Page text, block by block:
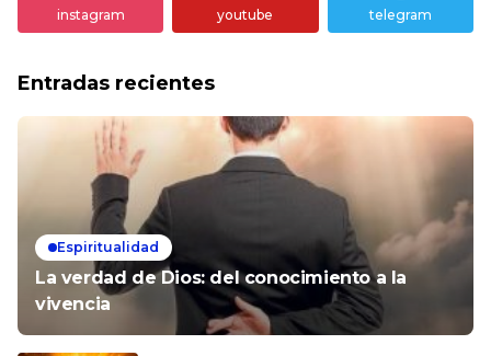
instagram youtube telegram
Entradas recientes
Espiritualidad
La verdad de Dios: del conocimiento a la
vivencia